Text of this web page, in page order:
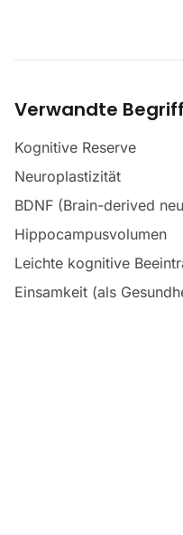
Verwandte
Kognitive Reserve
Neuroplastizität
BDNF (Brain-derived
Hippocampusvolumen
Leichte kognitive
Einsamkeit (als